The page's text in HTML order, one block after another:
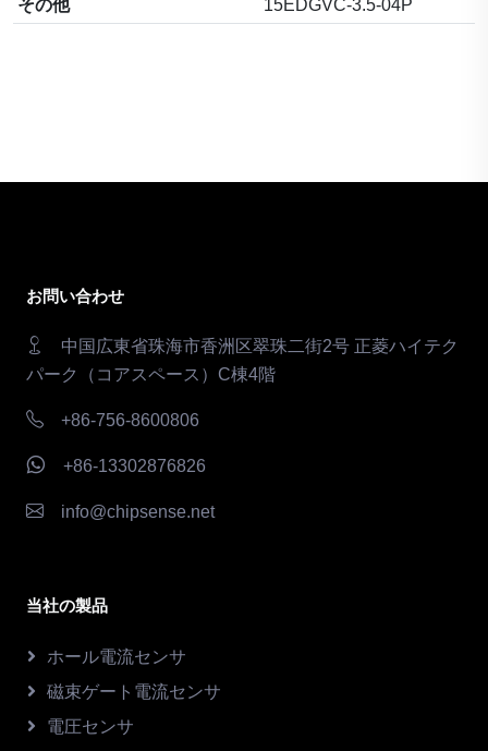
その他
15EDGVC-3.5-04P
お問い合わせ
中国広東省珠海市香洲区翠珠二街2号 正菱ハイテク
パーク（コアスペース）C棟4階
+86-756-8600806
+86-13302876826
info@chipsense.net
当社の製品
ホール電流センサ
磁束ゲート電流センサ
電圧センサ